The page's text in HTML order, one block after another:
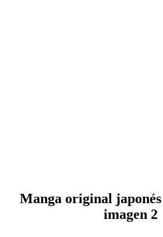
Manga original
imagen 2